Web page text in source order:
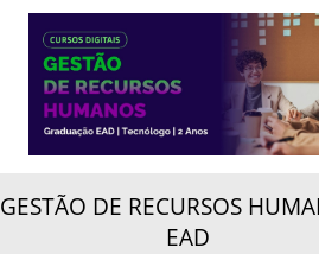
GESTÃO DE RECURSOS
EAD